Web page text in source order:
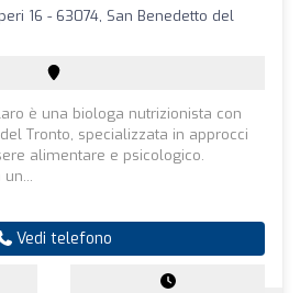
16 - 63074, San Benedetto del
è una biologa nutrizionista con
Tronto, specializzata in approcci
alimentare e psicologico.
Vedi telefono